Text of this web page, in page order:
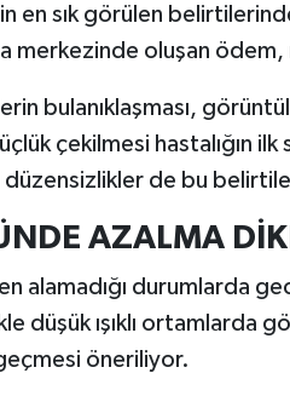
en sık görülen
merkezinde oluşan
bulanıklaşması,
çekilmesi hastalığın ilk
de bu
AZALMA
alamadığı durumlarda
düşük ışıklı ortamlarda
öneriliyor.